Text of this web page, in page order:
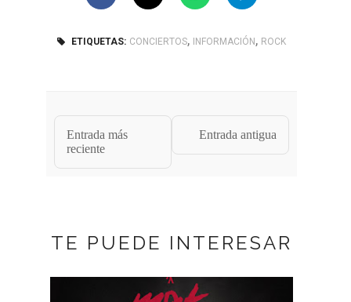
ETIQUETAS: CONCIERTOS, INFORMACIÓN, ROCK
Entrada más
reciente
Entrada antigua
TE PUEDE INTERESAR